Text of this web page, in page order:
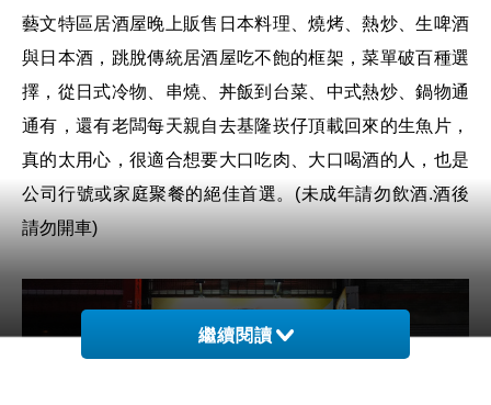
藝文特區居酒屋晚上販售日本料理、燒烤、熱炒、生啤酒
與日本酒，跳脫傳統居酒屋吃不飽的框架，菜單破百種選
擇，從日式冷物、串燒、丼飯到台菜、中式熱炒、鍋物通
通有，還有老闆每天親自去基隆崁仔頂載回來的生魚片，
真的太用心，很適合想要大口吃肉、大口喝酒的人，也是
公司行號或家庭聚餐的絕佳首選。 (未成年請勿飲酒.酒後
請勿開車)
繼續閱讀